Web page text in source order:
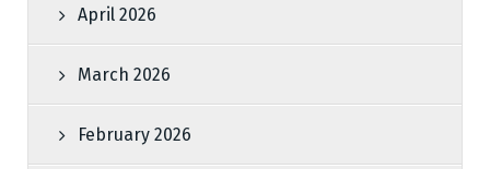
April 2026
March 2026
February 2026